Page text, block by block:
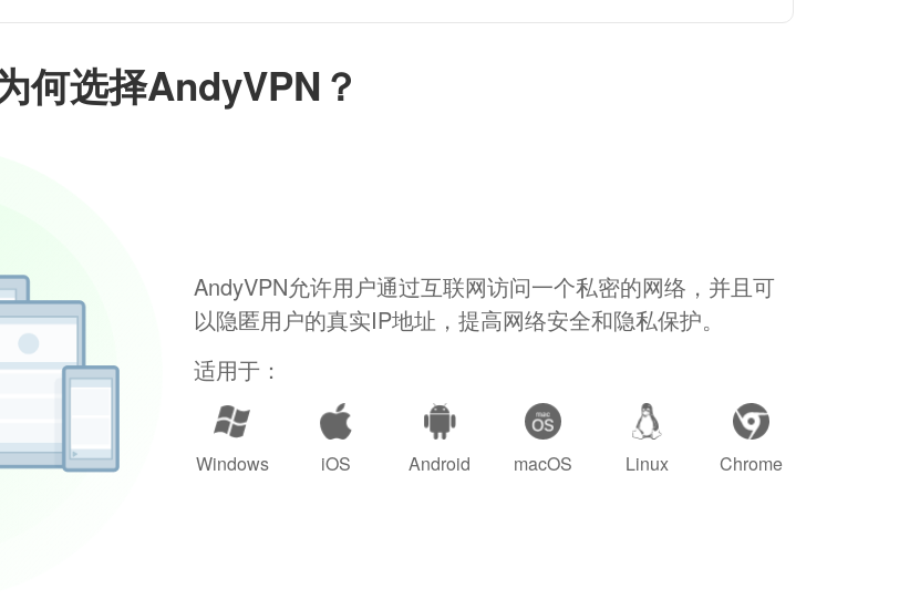
何选择AndyVPN？
AndyVPN允许用户通过互联网访问一个私密的网络，并且可
以隐匿用户的真实IP地址，提高网络安全和隐私保护。
适用于：
Windows iOS Android macOS Linux Chrome